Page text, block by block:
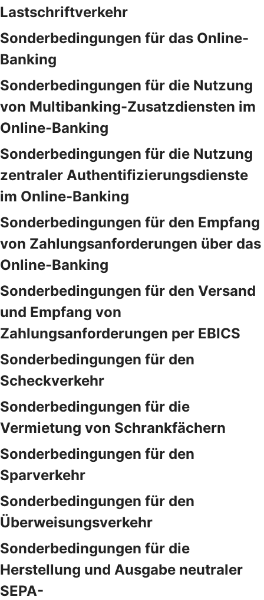
Lastschriftverkehr
Sonderbedingungen für das Online-
Banking
Sonderbedingungen für die Nutzung
von Multibanking-Zusatzdiensten im
Online-Banking
Sonderbedingungen für die Nutzung
zentraler Authentifizierungsdienste
im Online-Banking
Sonderbedingungen für den Empfang
von Zahlungsanforderungen über das
Online-Banking
Sonderbedingungen für den Versand
und Empfang von
Zahlungsanforderungen per EBICS
Sonderbedingungen für den
Scheckverkehr
Sonderbedingungen für die
Vermietung von Schrankfächern
Sonderbedingungen für den
Sparverkehr
Sonderbedingungen für den
Überweisungsverkehr
Sonderbedingungen für die
Herstellung und Ausgabe neutraler
SEPA-